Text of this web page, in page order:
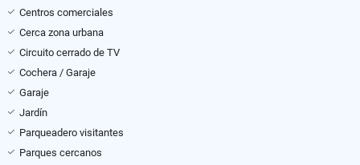
Centros comerciales
Cerca zona urbana
Circuito cerrado de TV
Cochera / Garaje
Garaje
Jardín
Parqueadero visitantes
Parques cercanos